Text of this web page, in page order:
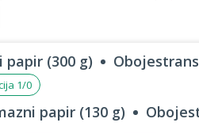
(300 g)
1/0
papir (130 g)